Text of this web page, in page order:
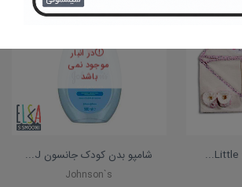
در انبار
موجود نمی
باشد
شامپو بدن کودک جانسون J...
Johnson`s